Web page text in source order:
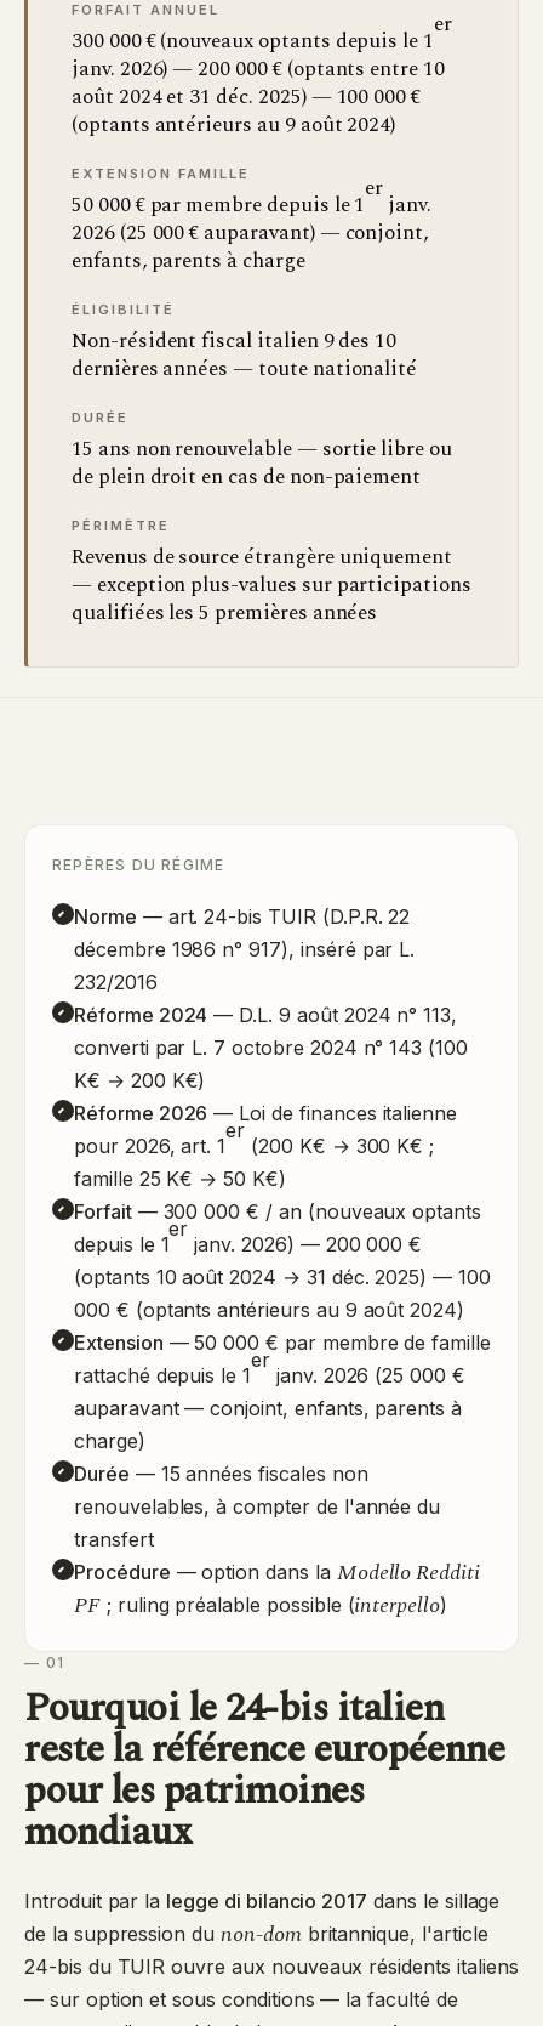
FORFAIT ANNUEL
300 000 € (nouveaux optants depuis le 1
er
janv. 2026) — 200 000 € (optants entre 10
août 2024 et 31 déc. 2025) — 100 000 €
(optants antérieurs au 9 août 2024)
EXTENSION FAMILLE
50 000 € par membre depuis le 1
er
janv.
2026 (25 000 € auparavant) — conjoint,
enfants, parents à charge
ÉLIGIBILITÉ
Non-résident fiscal italien 9 des 10
dernières années — toute nationalité
DURÉE
15 ans non renouvelable — sortie libre ou
de plein droit en cas de non-paiement
PÉRIMÈTRE
Revenus de source étrangère uniquement
— exception plus-values sur participations
qualifiées les 5 premières années
REPÈRES DU RÉGIME
Norme — art. 24-bis TUIR (D.P.R. 22
décembre 1986 n° 917), inséré par L.
232/2016
Réforme 2024 — D.L. 9 août 2024 n° 113,
converti par L. 7 octobre 2024 n° 143 (100
K€ → 200 K€)
Réforme 2026 — Loi de finances italienne
pour 2026, art. 1
er
(200 K€ → 300 K€ ;
famille 25 K€ → 50 K€)
Forfait— 300 000 € / an (nouveaux optants
depuis le 1
er
janv. 2026) — 200 000 €
(optants 10 août 2024 → 31 déc. 2025) — 100
000 € (optants antérieurs au 9 août 2024)
Extension — 50 000 € par membre de famille
rattaché depuis le 1
er
janv. 2026 (25 000 €
auparavant — conjoint, enfants, parents à
charge)
Durée — 15 années fiscales non
renouvelables, à compter de l'année du
transfert
Procédure — option dans la Modello Redditi
PF; ruling préalable possible (interpello)
— 01
Pourquoi le 24-bis italien
reste la référence européenne
pour les patrimoines
mondiaux
Introduit par la legge di bilancio 2017 dans le sillage
de la suppression du non-dombritannique, l'article
24-bis du TUIR ouvre aux nouveaux résidents italiens
— sur option et sous conditions — la faculté de